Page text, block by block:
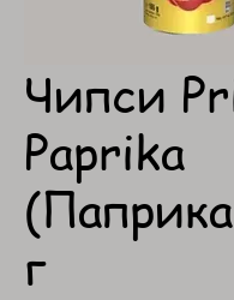
Чипси
Paprika
г